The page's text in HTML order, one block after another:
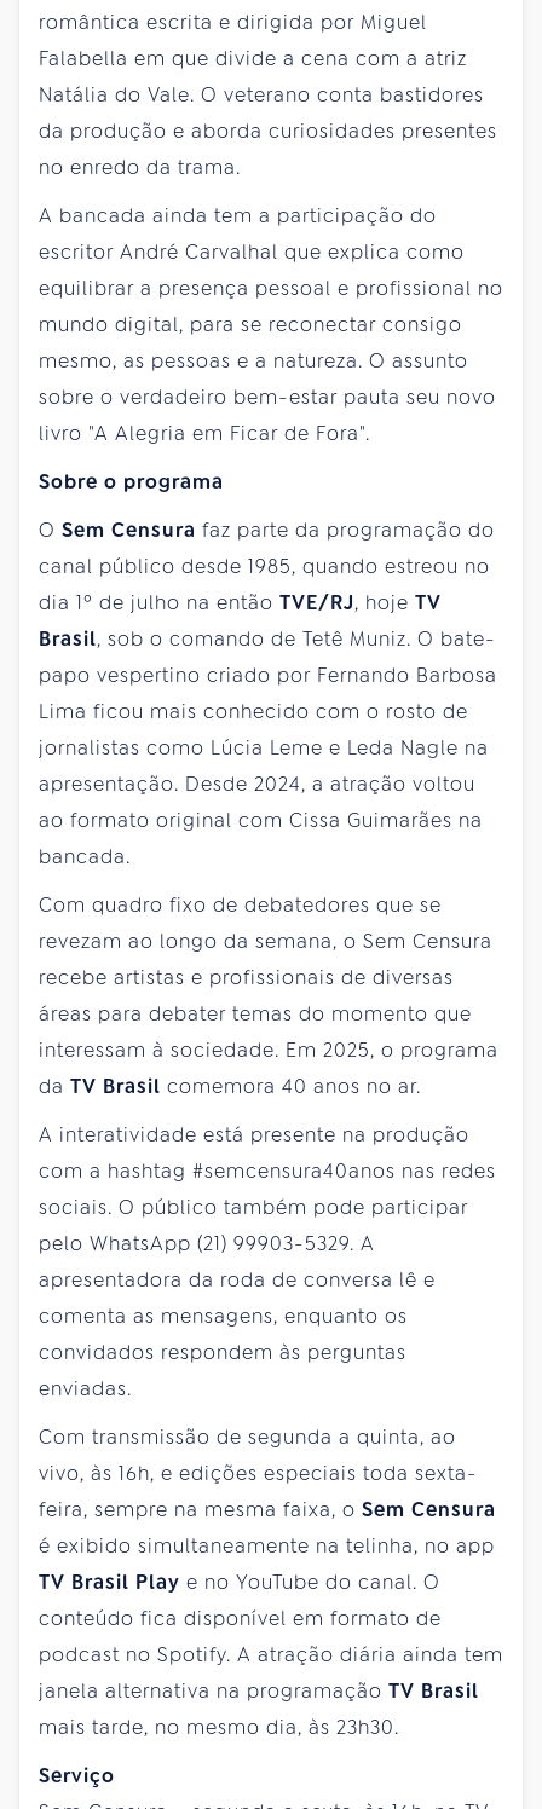
romântica escrita e dirigida por Miguel
Falabella em que divide a cena com a atriz
Natália do Vale. O veterano conta bastidores
da produção e aborda curiosidades presentes
no enredo da trama.
A bancada ainda tem a participação do
escritor André Carvalhal que explica como
equilibrar a presença pessoal e profissional no
mundo digital, para se reconectar consigo
mesmo, as pessoas e a natureza. O assunto
sobre o verdadeiro bem-estar pauta seu novo
livro "A Alegria em Ficar de Fora".
Sobre o programa
O Sem Censura faz parte da programação do
canal público desde 1985, quando estreou no
dia 1º de julho na então TVE/RJ, hoje TV
Brasil, sob o comando de Tetê Muniz. O bate-
papo vespertino criado por Fernando Barbosa
Lima ficou mais conhecido com o rosto de
jornalistas como Lúcia Leme e Leda Nagle na
apresentação. Desde 2024, a atração voltou
ao formato original com Cissa Guimarães na
bancada.
Com quadro fixo de debatedores que se
revezam ao longo da semana, o Sem Censura
recebe artistas e profissionais de diversas
áreas para debater temas do momento que
interessam à sociedade. Em 2025, o programa
da TV Brasil comemora 40 anos no ar.
A interatividade está presente na produção
com a hashtag #semcensura40anos nas redes
sociais. O público também pode participar
pelo WhatsApp (21) 99903-5329. A
apresentadora da roda de conversa lê e
comenta as mensagens, enquanto os
convidados respondem às perguntas
enviadas.
Com transmissão de segunda a quinta, ao
vivo, às 16h, e edições especiais toda sexta-
feira, sempre na mesma faixa, o Sem Censura
é exibido simultaneamente na telinha, no app
TV Brasil Play e no YouTube do canal. O
conteúdo fica disponível em formato de
podcast no Spotify. A atração diária ainda tem
janela alternativa na programação TV Brasil
mais tarde, no mesmo dia, às 23h30.
Serviço